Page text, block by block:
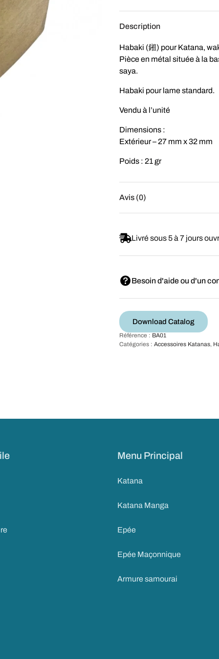
Description
Habaki (鎺) pour Katana,
Pièce en métal située à la
saya.
Habaki pour lame standard.
Vendu à l’unité
Dimensions :
Extérieur – 27 mm x 32 mm
Poids : 21 gr
Avis (0)
Livré sous 5 à 7 jours
Besoin d'aide ou d'un
Download Catalog
Référence : BA01
Catégories : Accessoires Katanas,
Menu Principal
Katana
Katana Manga
Epée
Epée Maçonnique
Armure samourai